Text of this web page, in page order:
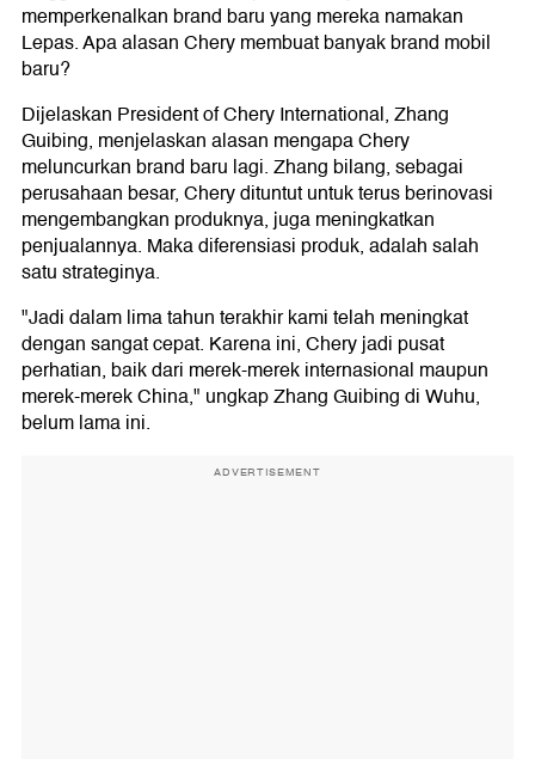
memperkenalkan brand baru yang mereka namakan
Lepas. Apa alasan Chery membuat banyak brand mobil
baru?
Dijelaskan President of Chery International, Zhang
Guibing, menjelaskan alasan mengapa Chery
meluncurkan brand baru lagi. Zhang bilang, sebagai
perusahaan besar, Chery dituntut untuk terus berinovasi
mengembangkan produknya, juga meningkatkan
penjualannya. Maka diferensiasi produk, adalah salah
satu strateginya.
"Jadi dalam lima tahun terakhir kami telah meningkat
dengan sangat cepat. Karena ini, Chery jadi pusat
perhatian, baik dari merek-merek internasional maupun
merek-merek China," ungkap Zhang Guibing di Wuhu,
belum lama ini.
ADVERTISEMENT